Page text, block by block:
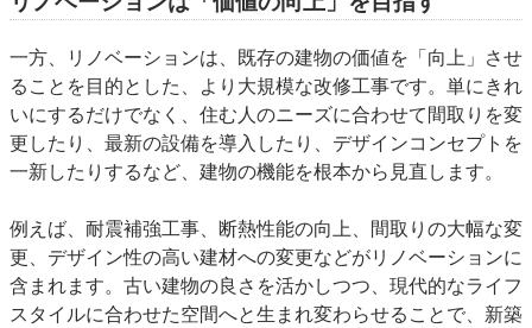
一方、リノベーションは、既存の建物の価値を「向上」させ
ることを目的とした、より大規模な改修工事です。単にきれ
いにするだけでなく、住む人のニーズに合わせて間取りを変
更したり、最新の設備を導入したり、デザインコンセプトを
一新したりするなど、建物の機能を根本から見直します。
例えば、耐震補強工事、断熱性能の向上、間取りの大幅な変
更、デザイン性の高い建材への変更などがリノベーションに
含まれます。古い建物の良さを活かしつつ、現代的なライフ
スタイルに合わせた空間へと生まれ変わらせることで、新築